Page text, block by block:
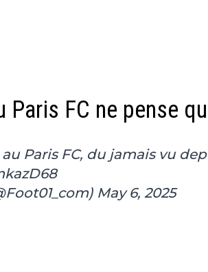
Paris FC ne pense
Paris FC, du jamais vu
May 6, 2025